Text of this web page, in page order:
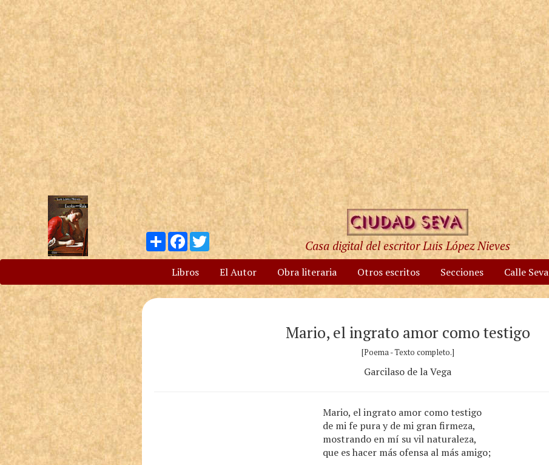
Compartir
Facebook
Twitter
Casa digital del escritor Luis López Nieves
Libros El Autor Obra literaria Otros escritos Secciones Calle Seva
Mario, el ingrato amor como testigo
[Poema - Texto completo.]
Garcilaso de la Vega
Mario, el ingrato amor como testigo
de mi fe pura y de mi gran firmeza,
mostrando en mí su vil naturaleza,
que es hacer más ofensa al más amigo;